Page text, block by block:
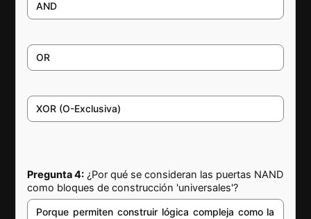
AND
OR
XOR (O-Exclusiva)
Pregunta 4: ¿Por qué se consideran las puertas NAND
como bloques de construcción 'universales'?
Porque permiten construir lógica compleja como la